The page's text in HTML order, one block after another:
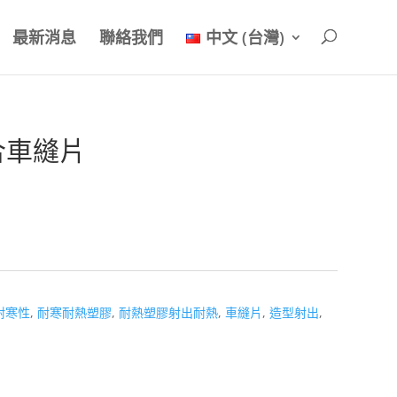
最新消息 聯絡我們 中文 (台灣)
縫片
寒性,耐寒耐熱塑膠,耐熱塑膠射出耐熱,車縫片 ,造型射出,